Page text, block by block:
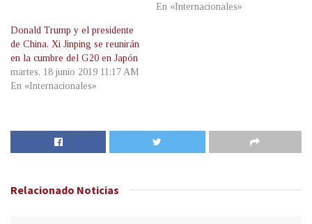
En «Internacionales»
Donald Trump y el presidente
de China, Xi Jinping se reunirán
en la cumbre del G20 en Japón
martes, 18 junio 2019 11:17 AM
En «Internacionales»
Relacionado Noticias